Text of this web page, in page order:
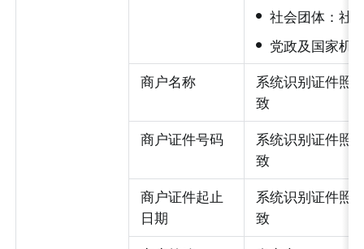
• 社会团体：社
• 党政及国家机
商户名称
系统识别证件照
致
商户证件号码
系统识别证件照
致
商户证件起止
日期
系统识别证件照
致